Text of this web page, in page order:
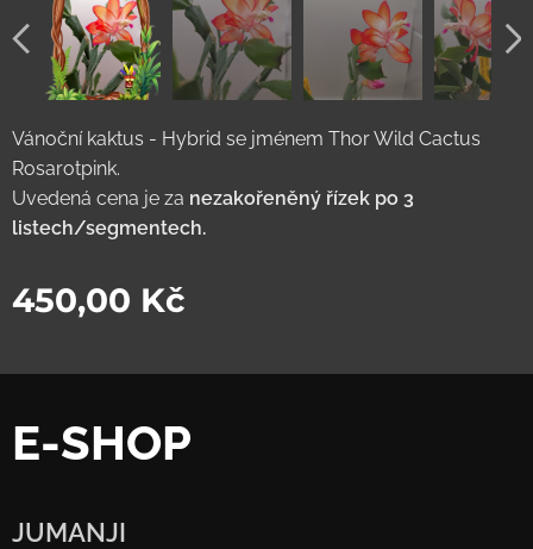
Vánoční kaktus - Hybrid se jménem Thor Wild Cactus
Rosarotpink.
Uvedená cena je za nezakořeněný řízek po 3
listech/segmentech.
450,00 Kč
E-SHOP
JUMANJI